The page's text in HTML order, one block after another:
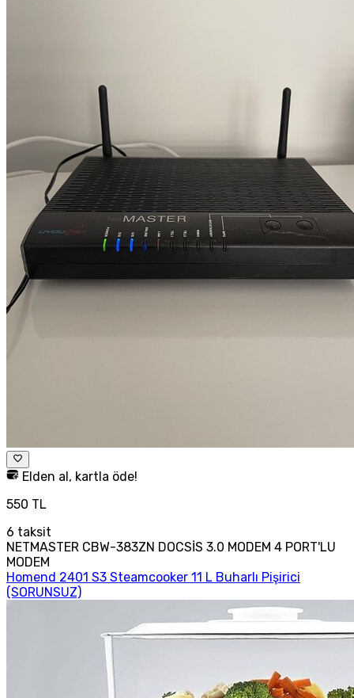
Elden al, kartla öde!
550 TL
6 taksit
NETMASTER CBW-383ZN DOCSİS 3.0 MODEM 4 PORT'LU
MODEM
Homend 2401 S3 Steamcooker 11 L Buharlı Pişirici
(SORUNSUZ)